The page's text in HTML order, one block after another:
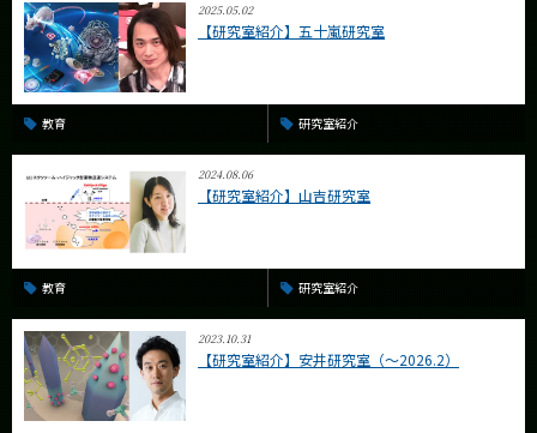
2025.05.02
【研究室紹介】五十嵐研究室
教育 研究室紹介
2024.08.06
【研究室紹介】山吉研究室
教育 研究室紹介
2023.10.31
【研究室紹介】安井研究室（～2026.2）